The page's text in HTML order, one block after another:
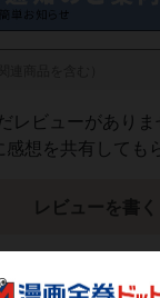
レビューがあり
感想を共有しても
レビューを書く
1,496 円 税込